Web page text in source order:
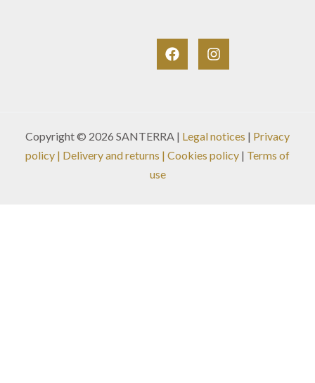
Copyright © 2026 SANTERRA | Legal notices | Privacy
policy | Delivery and returns | Cookies policy | Terms of
use